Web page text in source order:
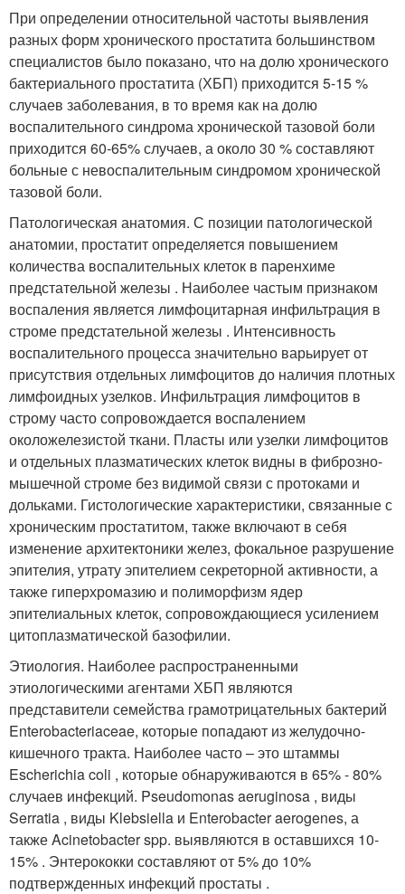
При определении относительной частоты выявления
разных форм хронического простатита большинством
специалистов было показано, что на долю хронического
бактериального простатита (ХБП) приходится 5-15 %
случаев заболевания, в то время как на долю
воспалительного синдрома хронической тазовой боли
приходится 60-65% случаев, а около 30 % составляют
больные с невоспалительным синдромом хронической
тазовой боли.
Патологическая анатомия. С позиции патологической
анатомии, простатит определяется повышением
количества воспалительных клеток в паренхиме
предстательной железы . Наиболее частым признаком
воспаления является лимфоцитарная инфильтрация в
строме предстательной железы . Интенсивность
воспалительного процесса значительно варьирует от
присутствия отдельных лимфоцитов до наличия плотных
лимфоидных узелков. Инфильтрация лимфоцитов в
строму часто сопровождается воспалением
околожелезистой ткани. Пласты или узелки лимфоцитов
и отдельных плазматических клеток видны в фиброзно-
мышечной строме без видимой связи с протоками и
дольками. Гистологические характеристики, связанные с
хроническим простатитом, также включают в себя
изменение архитектоники желез, фокальное разрушение
эпителия, утрату эпителием секреторной активности, а
также гиперхромазию и полиморфизм ядер
эпителиальных клеток, сопровождающиеся усилением
цитоплазматической базофилии.
Этиология. Наиболее распространенными
этиологическими агентами ХБП являются
представители семейства грамотрицательных бактерий
Enterobacteriaceae, которые попадают из желудочно-
кишечного тракта. Наиболее часто – это штаммы
Escherichia coli , которые обнаруживаются в 65% - 80%
случаев инфекций. Pseudomonas aeruginosa , виды
Serratia , виды Klebsiella и Enterobacter aerogenes, а
также Acinetobacter spp. выявляются в оставшихся 10-
15% . Энтерококки составляют от 5% до 10%
подтвержденных инфекций простаты .